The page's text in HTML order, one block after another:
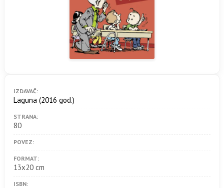
IZDAVAČ:
Laguna (2016 god.)
STRANA:
80
POVEZ:
FORMAT:
13x20 cm
ISBN: